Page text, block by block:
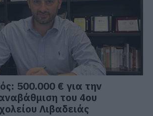
500.000 € για την
του 4ου
Λιβαδειάς